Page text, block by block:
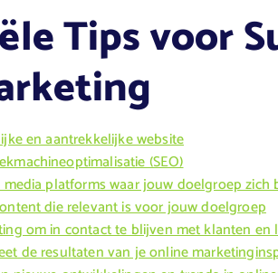
Tips voor
en aantrekkelijke website
(SEO)
platforms waar jouw doelgroep zich
die relevant is voor jouw doelgroep
om in contact te blijven met klanten en
de resultaten van je online